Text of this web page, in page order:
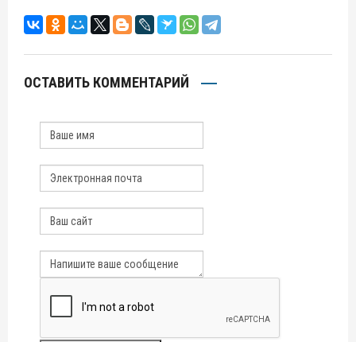
ОСТАВИТЬ КОММЕНТАРИЙ